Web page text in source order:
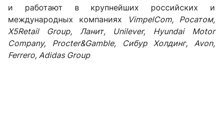
и работают в крупнейших российских и
международных компаниях
VimpelCom, Росатом,
X5Retail Group, Ланит, Unilever, Hyundai Motor
Company, Procter&Gamble, Сибур Холдинг, Avon,
Ferrero, Adidas Group